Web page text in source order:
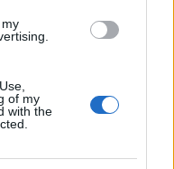
of my
with the